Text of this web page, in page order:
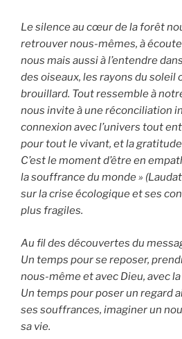
Le silence au cœur de la forêt
retrouver nous-mêmes, à
nous mais aussi à l’entendre
des oiseaux, les rayons du soleil
brouillard. Tout ressemble à
nous invite à une réconciliation
connexion avec l’univers tout
pour tout le vivant, et la
C’est le moment d’être en
la souffrance du monde »
sur la crise écologique et ses
plus fragiles.
Au fil des découvertes du
Un temps pour se reposer,
nous-même et avec Dieu, avec
Un temps pour poser un regard
ses souffrances, imaginer un
sa vie.